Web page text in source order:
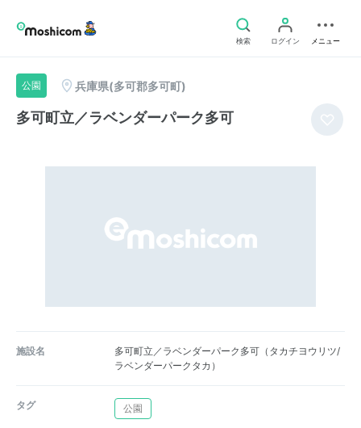
検索 ログイン メニュー
公園 兵庫県(多可郡多可町)
多可町立／ラベンダーパーク多可
施設名
多可町立／ラベンダーパーク多可（タカチヨウリツ/
ラベンダーパークタカ）
タグ 公園